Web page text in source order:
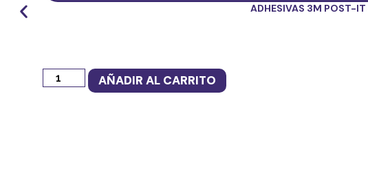
ADHESIVAS 3M POST-IT
AÑADIR AL CARRITO